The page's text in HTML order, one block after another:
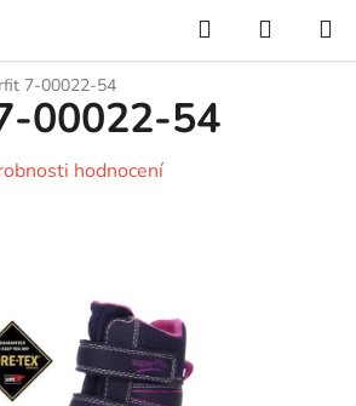
Hledat
KOŠÍK
7-00022-54
00022-54
hodnocení